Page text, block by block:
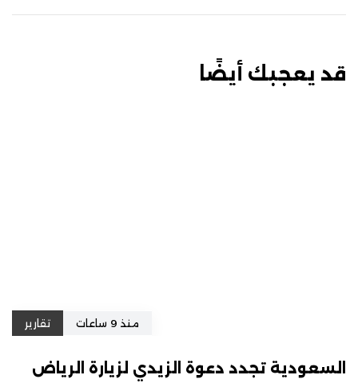
قد يعجبك أيضًا
منذ 9 ساعات تقارير
السعودية تجدد دعوة الزيدي لزيارة الرياض